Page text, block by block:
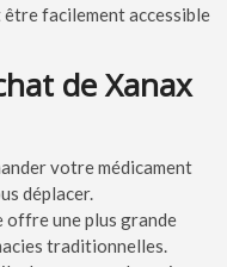
facilement accessible
de Xanax
votre médicament
déplacer.
offre une plus grande
traditionnelles.